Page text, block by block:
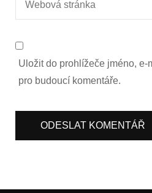
Uložit do prohlížeče jméno, e-
pro budoucí komentáře.